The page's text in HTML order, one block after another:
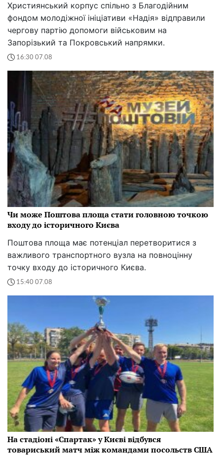
Християнський корпус спільно з Благодійним
фондом молодіжної ініціативи «Надія» відправили
чергову партію допомоги військовим на
Запорізький та Покровський напрямки.
16:30 07.08
Чи може Поштова площа стати головною точкою
входу до історичного Києва
Поштова площа має потенціал перетворитися з
важливого транспортного вузла на повноцінну
точку входу до історичного Києва.
15:40 07.08
На стадіоні «Спартак» у Києві відбувся
товариський матч між командами посольств США